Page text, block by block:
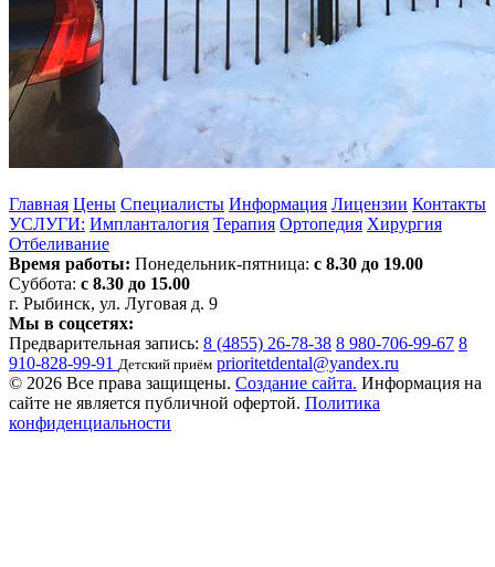
Главная Цены Специалисты Информация Лицензии Контакты
УСЛУГИ: Импланталогия Терапия Ортопедия Хирургия
Отбеливание
Время работы: Понедельник-пятница: с 8.30 до 19.00
Суббота: с 8.30 до 15.00
г. Рыбинск, ул. Луговая д. 9
Мы в соцсетях:
Предварительная запись: 8 (4855) 26-78-38 8 980-706-99-67 8
910-828-99-91 Детский приём prioritetdental@yandex.ru
© 2026 Все права защищены. Создание сайта. Информация на
сайте не является публичной офертой. Политика
конфиденциальности